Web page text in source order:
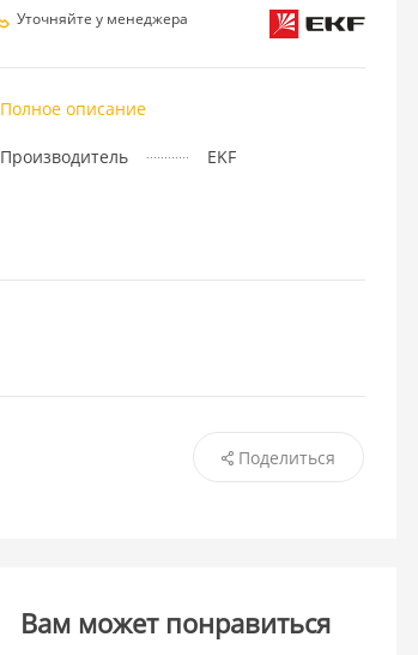
Уточняйте у менеджера
Полное описание
Производитель EKF
Поделиться
Вам может понравиться